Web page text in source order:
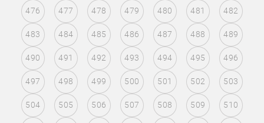
476 477 478 479 480 481 482
483 484 485 486 487 488 489
490 491 492 493 494 495 496
497 498 499 500 501 502 503
504 505 506 507 508 509 510